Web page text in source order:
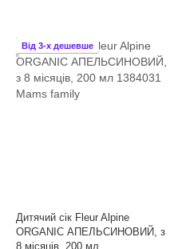
Від 3-х дешевше
Дитячий сік Fleur Alpine
ORGANIC АПЕЛЬСИНОВИЙ, з
8 місяців, 200 мл